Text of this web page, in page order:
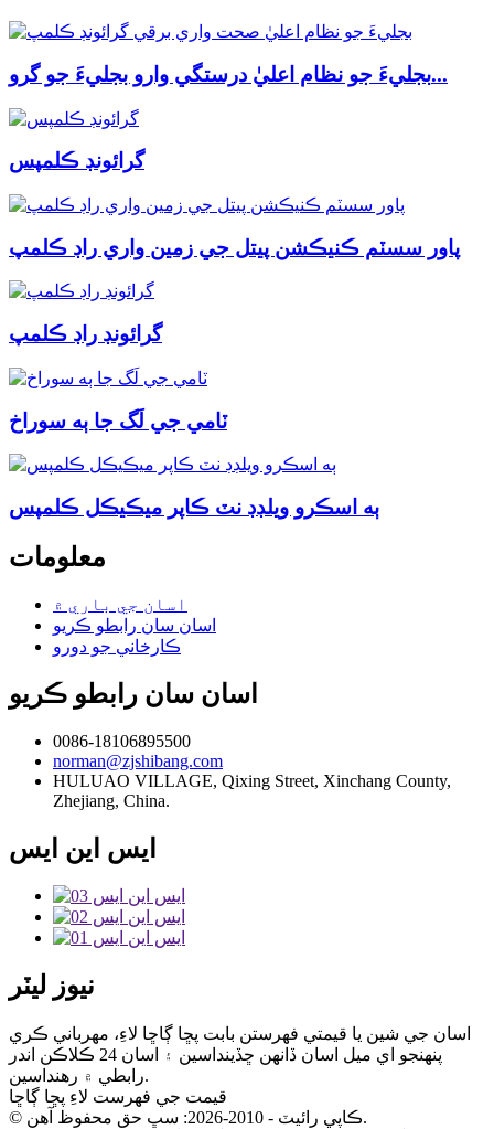
بجليءَ جو نظام اعليٰ درستگي وارو بجليءَ جو گرو...
گرائونڊ ڪلمپس
پاور سسٽم ڪنيڪشن پيتل جي زمين واري راڊ ڪلمپ
گرائونڊ راڊ ڪلمپ
ٽامي جي لَگ جا ٻه سوراخ
ٻه اسڪرو ويلڊڊ نٽ ڪاپر ميڪيڪل ڪلمپس
معلومات
اسان جي باري ۾
اسان سان رابطو ڪريو
ڪارخاني جو دورو
اسان سان رابطو ڪريو
0086-18106895500
norman@zjshibang.com
HULUAO VILLAGE, Qixing Street, Xinchang County,
Zhejiang, China.
ايس اين ايس
نيوز ليٽر
اسان جي شين يا قيمتي فهرستن بابت پڇا ڳاڇا لاءِ، مهرباني ڪري
پنهنجو اي ميل اسان ڏانهن ڇڏينداسين ۽ اسان 24 ڪلاڪن اندر
رابطي ۾ رهنداسين.
قيمت جي فهرست لاءِ پڇا ڳاڇا
© ڪاپي رائيٽ - 2010-2026: سڀ حق محفوظ آهن.